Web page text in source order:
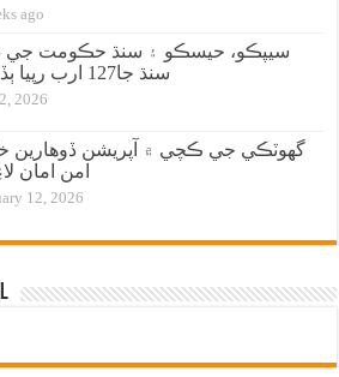
ago
سيپڪو، حيسڪو ۽ سنڌ حڪومت جي
سنڌ جا127 ارب رپيا ٻڏي ويا؟
2026
گهوٽڪي جي ڪچي ۾ آپريشن ڏوهارين
امن امان
12, 2026